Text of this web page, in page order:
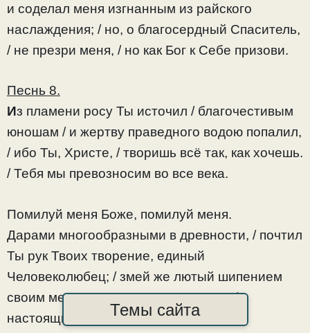
и соделал меня изгнанным из райского
наслаждения; / но, о благосердный Спаситель,
/ не презри меня, / но как Бог к Себе призови.
Песнь 8.
Из пламени росу Ты источил / благочестивым
юношам / и жертву праведного водою попалил,
/ ибо Ты, Христе, / творишь всё так, как хочешь.
/ Тебя мы превозносим во все века.
Помилуй меня Боже, помилуй меня.
Дарами многообразными в древности, / почтил
Ты рук Твоих творение, единый
Человеколюбец; / змей же лютый шипением
своим меня прельстил, – увы мне, – /
настоящих благ меня лишив.
Темы сайта